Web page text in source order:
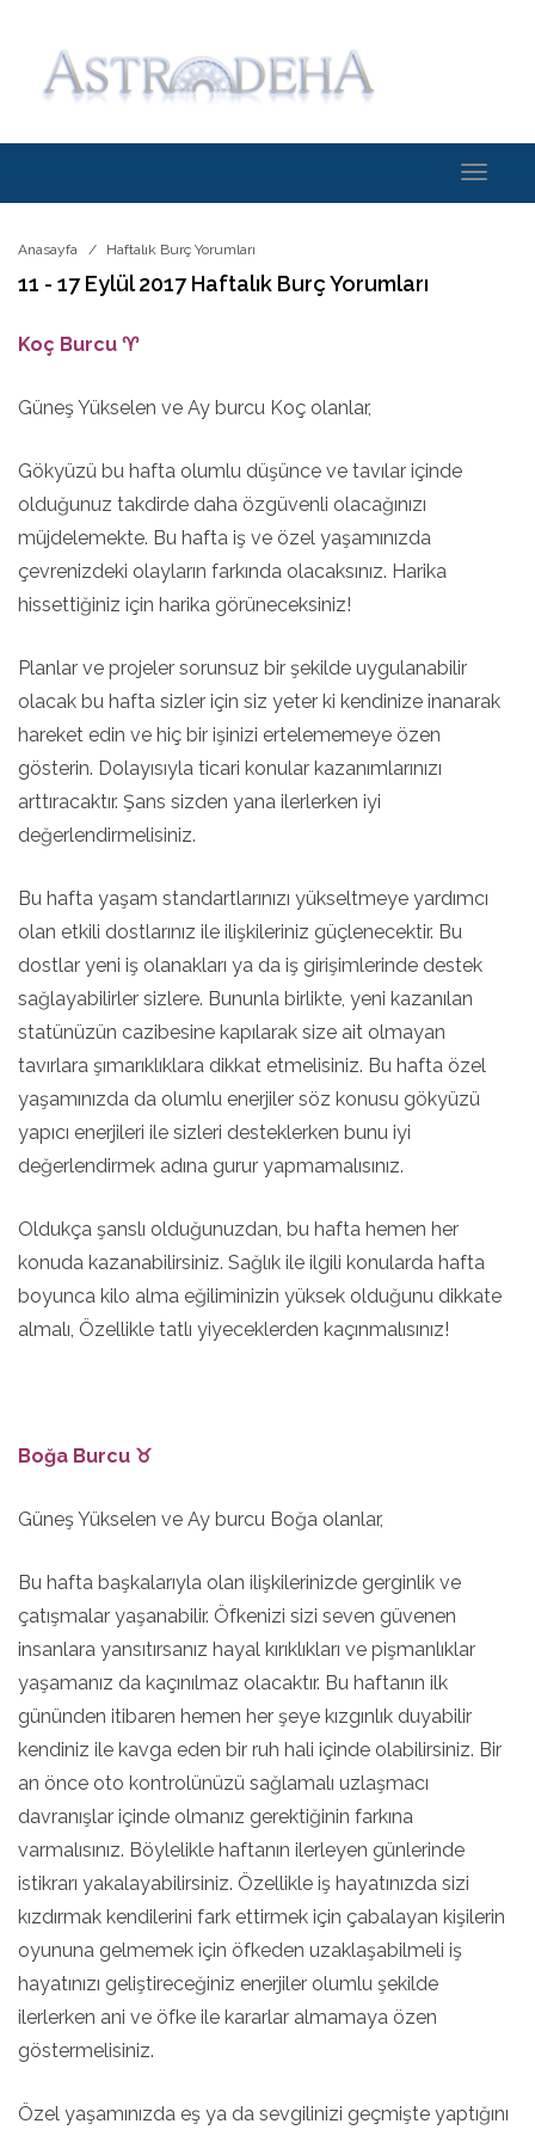
Toggle
Anasayfa Haftalık Burç Yorumları
11 - 17 Eylül 2017 Haftalık Burç Yorumları
Koç Burcu ♈
Güneş Yükselen ve Ay burcu Koç olanlar,
Gökyüzü bu hafta olumlu düşünce ve tavılar içinde
olduğunuz takdirde daha özgüvenli olacağınızı
müjdelemekte. Bu hafta iş ve özel yaşamınızda
çevrenizdeki olayların farkında olacaksınız. Harika
hissettiğiniz için harika görüneceksiniz!
Planlar ve projeler sorunsuz bir şekilde uygulanabilir
olacak bu hafta sizler için siz yeter ki kendinize inanarak
hareket edin ve hiç bir işinizi ertelememeye özen
gösterin. Dolayısıyla ticari konular kazanımlarınızı
arttıracaktır. Şans sizden yana ilerlerken iyi
değerlendirmelisiniz.
Bu hafta yaşam standartlarınızı yükseltmeye yardımcı
olan etkili dostlarınız ile ilişkileriniz güçlenecektir. Bu
dostlar yeni iş olanakları ya da iş girişimlerinde destek
sağlayabilirler sizlere. Bununla birlikte, yeni kazanılan
statünüzün cazibesine kapılarak size ait olmayan
tavırlara şımarıklıklara dikkat etmelisiniz. Bu hafta özel
yaşamınızda da olumlu enerjiler söz konusu gökyüzü
yapıcı enerjileri ile sizleri desteklerken bunu iyi
değerlendirmek adına gurur yapmamalısınız.
Oldukça şanslı olduğunuzdan, bu hafta hemen her
konuda kazanabilirsiniz. Sağlık ile ilgili konularda hafta
boyunca kilo alma eğiliminizin yüksek olduğunu dikkate
almalı, Özellikle tatlı yiyeceklerden kaçınmalısınız!
Boğa Burcu ♉
Güneş Yükselen ve Ay burcu Boğa olanlar,
Bu hafta başkalarıyla olan ilişkilerinizde gerginlik ve
çatışmalar yaşanabilir. Öfkenizi sizi seven güvenen
insanlara yansıtırsanız hayal kırıklıkları ve pişmanlıklar
yaşamanız da kaçınılmaz olacaktır. Bu haftanın ilk
gününden itibaren hemen her şeye kızgınlık duyabilir
kendiniz ile kavga eden bir ruh hali içinde olabilirsiniz. Bir
an önce oto kontrolünüzü sağlamalı uzlaşmacı
davranışlar içinde olmanız gerektiğinin farkına
varmalısınız. Böylelikle haftanın ilerleyen günlerinde
istikrarı yakalayabilirsiniz. Özellikle iş hayatınızda sizi
kızdırmak kendilerini fark ettirmek için çabalayan kişilerin
oyununa gelmemek için öfkeden uzaklaşabilmeli iş
hayatınızı geliştireceğiniz enerjiler olumlu şekilde
ilerlerken ani ve öfke ile kararlar almamaya özen
göstermelisiniz.
Özel yaşamınızda eş ya da sevgilinizi geçmişte yaptığını